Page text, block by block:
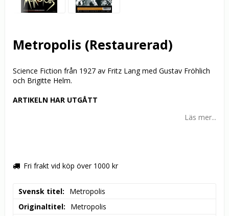
Metropolis (Restaurerad)
Science Fiction från 1927 av Fritz Lang med Gustav Fröhlich
och Brigitte Helm.
ARTIKELN HAR UTGÅTT
Läs mer...
Fri frakt vid köp över 1000 kr
Svensk titel
Metropolis
Originaltitel
Metropolis